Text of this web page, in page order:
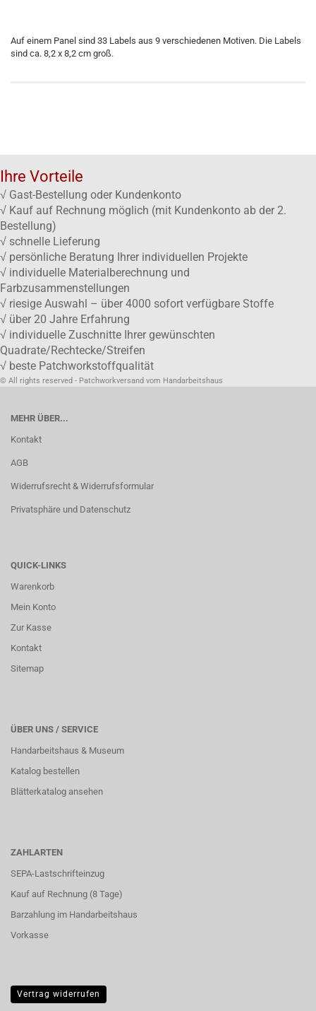
Auf einem Panel sind 33 Labels aus 9 verschiedenen Motiven. Die Labels
sind ca. 8,2 x 8,2 cm groß.
Ihre Vorteile
√ Gast-Bestellung oder Kundenkonto
√ Kauf auf Rechnung möglich (mit Kundenkonto ab der 2.
Bestellung)
√ schnelle Lieferung
√ persönliche Beratung Ihrer individuellen Projekte
√ individuelle Materialberechnung und
Farbzusammenstellungen
√ riesige Auswahl – über 4000 sofort verfügbare Stoffe
√ über 20 Jahre Erfahrung
√ individuelle Zuschnitte Ihrer gewünschten
Quadrate/Rechtecke/Streifen
√ beste Patchworkstoffqualität
© All rights reserved - Patchworkversand vom Handarbeitshaus
MEHR ÜBER...
Kontakt
AGB
Widerrufsrecht & Widerrufsformular
Privatsphäre und Datenschutz
QUICK-LINKS
Warenkorb
Mein Konto
Zur Kasse
Kontakt
Sitemap
ÜBER UNS / SERVICE
Handarbeitshaus & Museum
Katalog bestellen
Blätterkatalog ansehen
ZAHLARTEN
SEPA-Lastschrifteinzug
Kauf auf Rechnung (8 Tage)
Barzahlung im Handarbeitshaus
Vorkasse
Vertrag widerrufen